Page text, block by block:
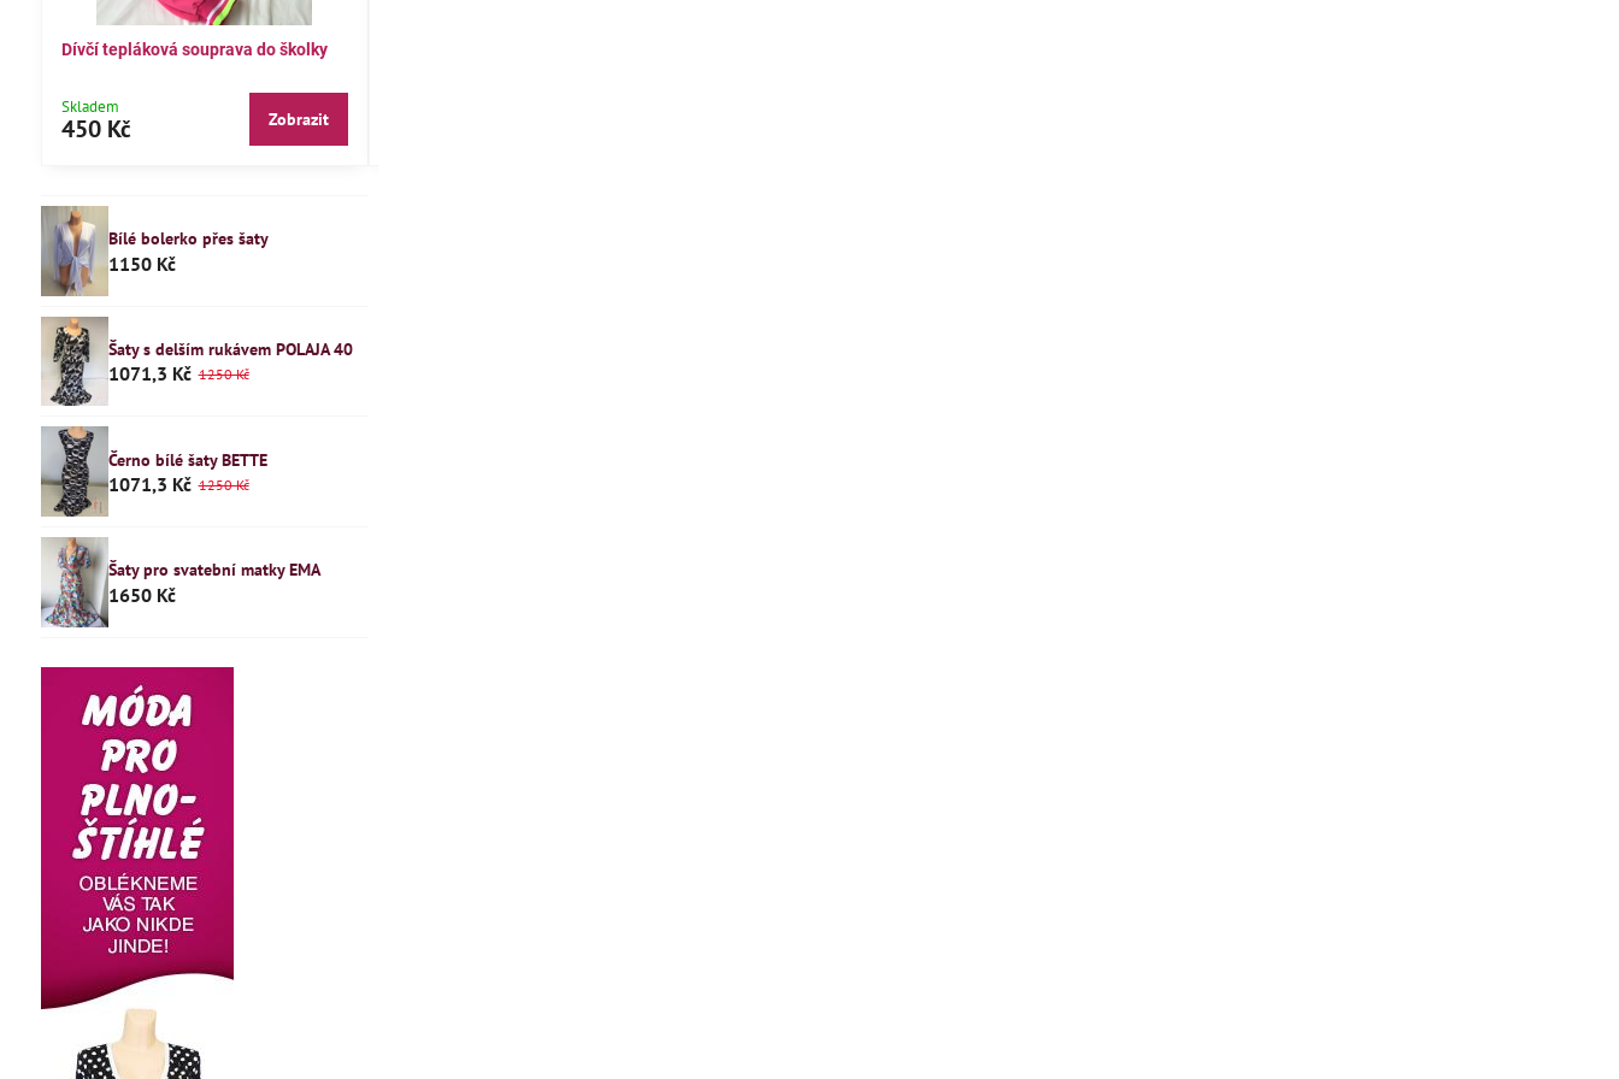
Dívčí tepláková souprava do školky
Skladem
450 Kč Zobrazit
Bílé bolerko přes šaty
1150 Kč
Šaty s delším rukávem POLAJA 40
1071,3 Kč 1250 Kč
Černo bílé šaty BETTE
1071,3 Kč 1250 Kč
Šaty pro svatební matky EMA
1650 Kč